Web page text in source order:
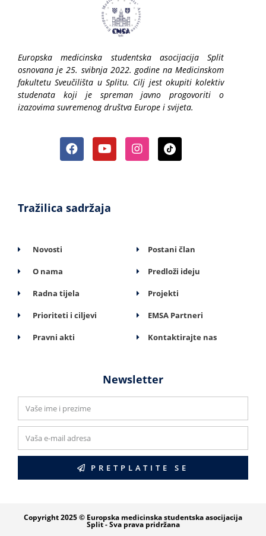
Europska medicinska studentska asocijacija Split
osnovana je 25. svibnja 2022. godine na Medicinskom
fakultetu Sveučilišta u Splitu. Cilj jest okupiti kolektiv
studenata koji je spreman javno progovoriti o
izazovima suvremenog društva Europe i svijeta.
Tražilica sadržaja
Novosti
O nama
Radna tijela
Prioriteti i ciljevi
Pravni akti
Postani član
Predloži ideju
Projekti
EMSA Partneri
Kontaktirajte nas
Newsletter
PRETPLATITE SE
Copyright 2025 © Europska medicinska studentska asocijacija
Split - Sva prava pridržana